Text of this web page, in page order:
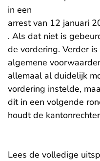
in een
arrest van 12 januari
. Als dat niet is
de vordering. Verder
algemene
allemaal al duidelijk
vordering instelde,
dit in een volgende
houdt de
Lees de volledige